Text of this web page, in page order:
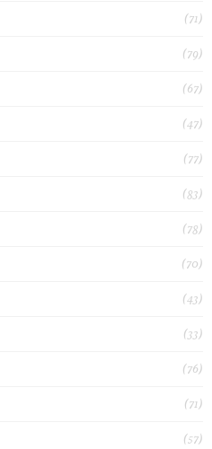
(71)
(79)
(67)
(47)
(77)
(83)
(78)
(70)
(43)
(33)
(76)
(71)
(57)